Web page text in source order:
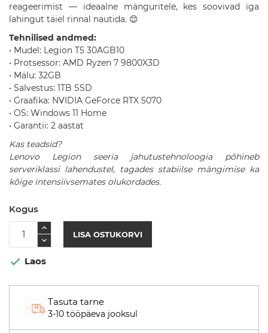
reageerimist — ideaalne mänguritele, kes soovivad iga
lahingut täiel rinnal nautida. 😊
Tehnilised andmed:
• Mudel: Legion T5 30AGB10
• Protsessor: AMD Ryzen 7 9800X3D
• Mälu: 32GB
• Salvestus: 1TB SSD
• Graafika: NVIDIA GeForce RTX 5070
• OS: Windows 11 Home
• Garantii: 2 aastat
Kas teadsid?
Lenovo Legion seeria jahutustehnoloogia põhineb
serveriklassi lahendustel, tagades stabiilse mängimise ka
kõige intensiivsemates olukordades.
Kogus
LISA OSTUKORVI
 Laos
Tasuta tarne
3-10 tööpäeva jooksul